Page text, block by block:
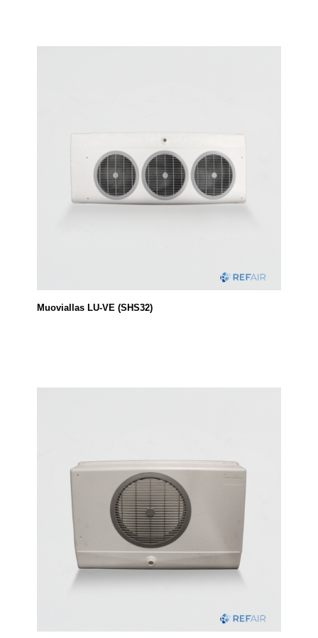
Muoviallas LU-VE (SHS32)